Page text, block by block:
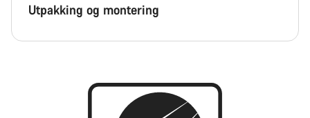
Utpakking og montering